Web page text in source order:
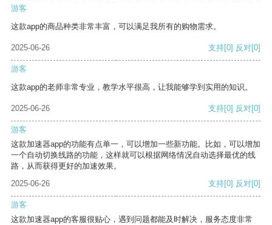
游客
这款app的商品种类非常丰富，可以满足我所有的购物需求。
2025-06-26 支持[0] 反对[0]
游客
这款app的老师非常专业，教学水平很高，让我能够学到实用的知识。
2025-06-26 支持[0] 反对[0]
游客
这款加速器app的功能有点单一，可以增加一些新功能。比如，可以增加
一个自动切换线路的功能，这样就可以根据网络情况自动选择最优的线
路，从而获得更好的加速效果。
2025-06-26
支持[0] 反对[0]
游客
这款加速器app的客服很贴心，遇到问题都能及时解决，服务态度非常